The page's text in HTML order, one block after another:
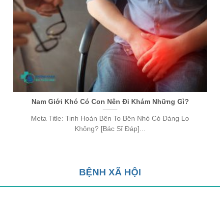
Nam Giới Khó Có Con Nên Đi Khám Những Gì?
Meta Title: Tinh Hoàn Bên To Bên Nhỏ Có Đáng Lo
Không? [Bác Sĩ Đáp]...
BỆNH XÃ HỘI